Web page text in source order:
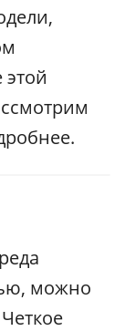
можно